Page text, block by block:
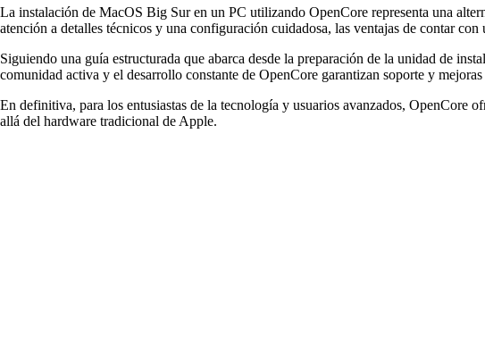
La instalación de MacOS Big Sur en un PC utilizando OpenCore representa una
atención a detalles técnicos y una configuración cuidadosa, las ventajas de contar
Siguiendo una guía estructurada que abarca desde la preparación de la unidad de
comunidad activa y el desarrollo constante de OpenCore garantizan soporte y
En definitiva, para los entusiastas de la tecnología y usuarios avanzados, OpenCore
allá del hardware tradicional de Apple.